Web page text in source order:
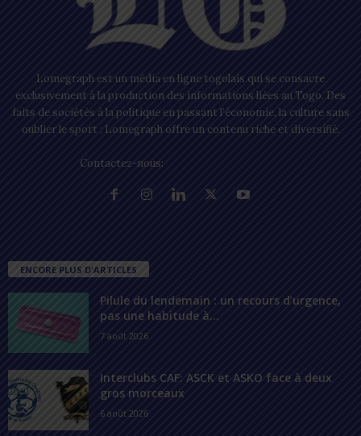
Lomegraph est un média en ligne togolais qui se consacre
exclusivement à la production des informations liées au Togo. Des
faits de sociétés à la politique en passant l’économie, la culture sans
oublier le sport ; Lomegraph offre un contenu riche et diversifié.
Contactez-nous:
ENCORE PLUS D'ARTICLES
Pilule du lendemain : un recours d’urgence,
pas une habitude à...
7 août 2026
Interclubs CAF: ASCK et ASKO face à deux
gros morceaux
6 août 2026